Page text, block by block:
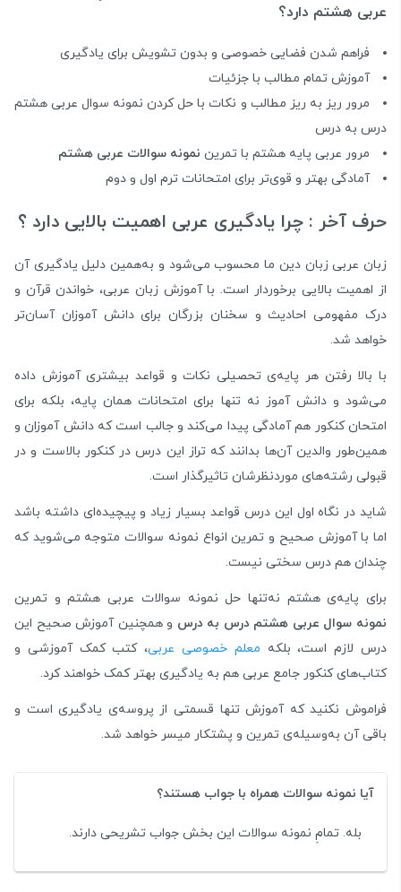
عربی هشتم دارد؟
فراهم شدن فضایی خصوصی و بدون تشویش برای یادگیری
آموزش تمام مطالب با جزئیات
مرور ریز به ریز مطالب و نکات با حل کردن نمونه سوال عربی هشتم
درس به درس
مرور عربی پایه هشتم با تمرین نمونه سوالات عربی هشتم
آمادگی بهتر و قوی‌تر برای امتحانات ترم اول و دوم
حرف آخر : چرا یادگیری عربی اهمیت بالایی دارد ؟
زبان عربی زبان دین ما محسوب می‌شود و به‌همین دلیل یادگیری آن
از اهمیت بالایی برخوردار است. با آموزش زبان عربی، خواندن قرآن و
درک مفهومی احادیث و سخنان بزرگان برای دانش آموزان آسان‌تر
خواهد شد.
با بالا رفتن هر پایه‌ی تحصیلی نکات و قواعد بیشتری آموزش داده
می‌شود و دانش آموز نه تنها برای امتحانات همان پایه، بلکه برای
امتحان کنکور هم آمادگی پیدا می‌کند و جالب است که دانش آموزان و
همین‌طور والدین آن‌ها بدانند که تراز این درس در کنکور بالاست و در
قبولی رشته‌های موردنظرشان تاثیرگذار است.
شاید در نگاه اول این درس قواعد بسیار زیاد و پیچیده‌ای داشته باشد
اما با آموزش صحیح و تمرین انواع نمونه سوالات متوجه می‌شوید که
چندان هم درس سختی نیست.
برای پایه‌ی هشتم نه‌تنها حل نمونه سوالات عربی هشتم و تمرین
نمونه سوال عربی هشتم درس به درس و همچنین آموزش صحیح این
درس لازم است، بلکه معلم خصوصی عربی، کتب کمک آموزشی و
کتاب‌های کنکور جامع عربی هم به یادگیری بهتر کمک خواهند کرد.
فراموش نکنید که آموزش تنها قسمتی از پروسه‌ی یادگیری است و
باقی آن به‌وسیله‌ی تمرین و پشتکار میسر خواهد شد.
آیا نمونه سوالات همراه با جواب هستند؟
بله. تمامِ نمونه سوالات این بخش جواب تشریحی دارند.